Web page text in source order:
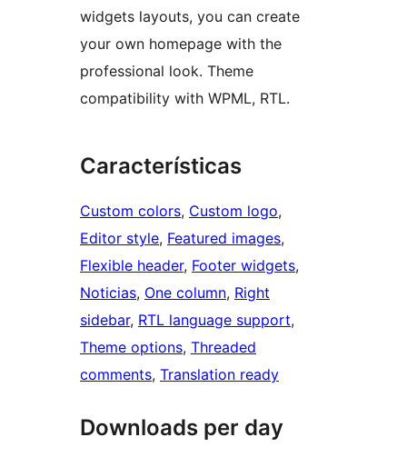
widgets layouts, you can create
your own homepage with the
professional look. Theme
compatibility with WPML, RTL.
Características
Custom colors, Custom logo
Editor style, Featured images
Flexible header, Footer widgets
Noticias, One column, Right
sidebar, RTL language support
Theme options, Threaded
comments, Translation ready
Downloads per day